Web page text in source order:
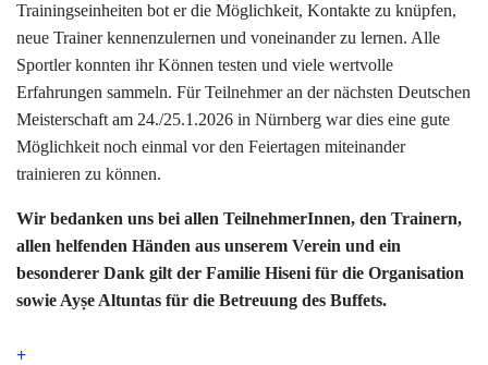
Trainingseinheiten bot er die Möglichkeit, Kontakte zu knüpfen,
neue Trainer kennenzulernen und voneinander zu lernen. Alle
Sportler konnten ihr Können testen und viele wertvolle
Erfahrungen sammeln. Für Teilnehmer an der nächsten Deutschen
Meisterschaft am 24./25.1.2026 in Nürnberg war dies eine gute
Möglichkeit noch einmal vor den Feiertagen miteinander
trainieren zu können.
Wir bedanken uns bei allen TeilnehmerInnen, den Trainern,
allen helfenden Händen aus unserem Verein und ein
besonderer Dank gilt der Familie Hiseni für die Organisation
sowie Ayșe Altuntas für die Betreuung des Buffets.
+